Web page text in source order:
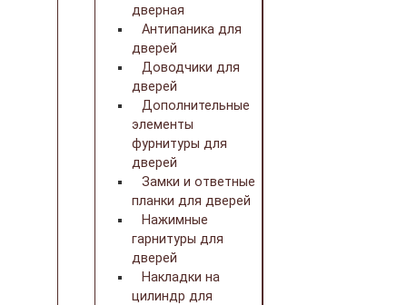
дверная
Антипаника для
дверей
Доводчики для
дверей
Дополнительные
элементы
фурнитуры для
дверей
Замки и ответные
планки для дверей
Нажимные
гарнитуры для
дверей
Накладки на
цилиндр для